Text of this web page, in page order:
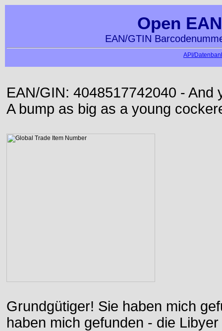
Open
EAN/GTIN
API/
EAN/GIN: 4048517742040 -
A bump as big as a young
Grundgütiger! Sie haben mich
haben mich gefunden - die